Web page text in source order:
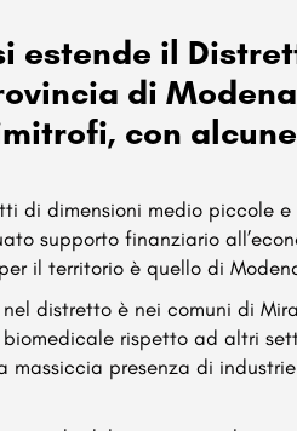
estende il
di
con
di dimensioni medio
supporto finanziario
il territorio è quello di
distretto è nei comuni di
rispetto ad altri
massiccia presenza di